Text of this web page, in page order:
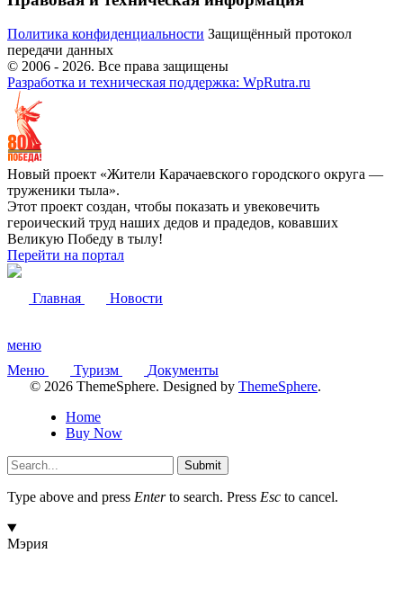
Политика конфиденциальности Защищённый протокол
передачи данных
© 2006 - 2026. Все права защищены
Разработка и техническая поддержка: WpRutra.ru
Новый проект «Жители Карачаевского городского округа —
труженики тыла».
Этот проект создан, чтобы показать и увековечить
героический труд наших дедов и прадедов, ковавших
Великую Победу в тылу!
Перейти на портал
Главная Новости
меню
Меню
Туризм
Документы
© 2026 ThemeSphere. Designed by ThemeSphere.
Home
Buy Now
Submit
Type above and press Enterto search. Press Esc to cancel.
Мэрия